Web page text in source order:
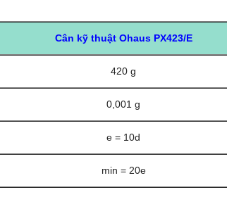
Cân kỹ thuật Ohaus PX423/E
420 g
0,001 g
e = 10d
min = 20e